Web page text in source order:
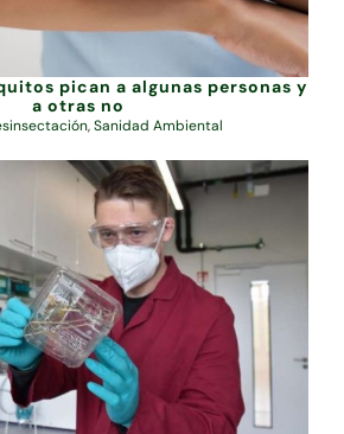
pican a algunas personas y
a otras no
,Sanidad Ambiental